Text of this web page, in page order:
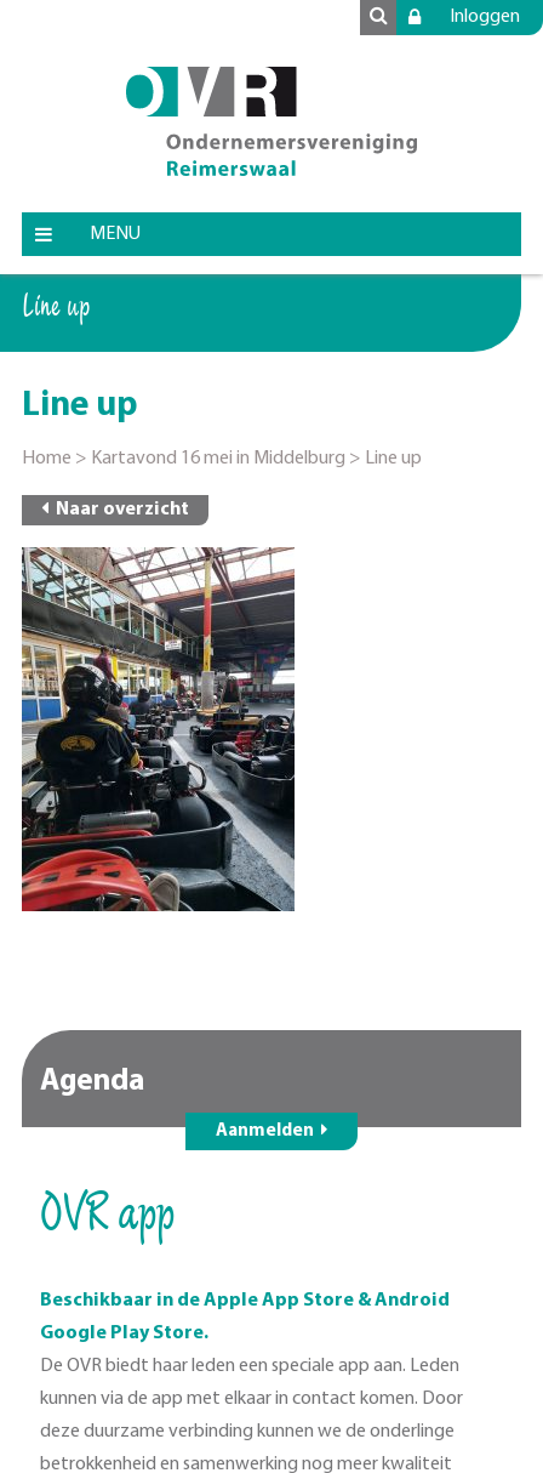
Inloggen
MENU
Line up
Line up
Home > Kartavond 16 mei in Middelburg > Line up
Naar overzicht
Agenda
Aanmelden
OVR app
Beschikbaar in de Apple App Store & Android
Google Play Store.
De OVR biedt haar leden een speciale app aan. Leden
kunnen via de app met elkaar in contact komen. Door
deze duurzame verbinding kunnen we de onderlinge
betrokkenheid en samenwerking nog meer kwaliteit